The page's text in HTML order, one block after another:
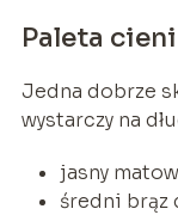
Paleta
Jedna dobrze
wystarczy na
jasny
średni brąz